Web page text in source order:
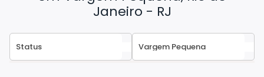
Área
Janeiro - RJ